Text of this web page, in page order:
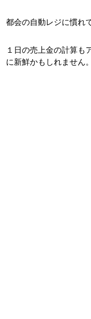
都会の自動レジに慣れ
１日の売上金の計算も
に新鮮かもしれません。